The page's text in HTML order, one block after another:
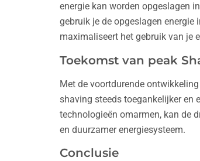
energie kan worden opgeslagen
gebruik je de opgeslagen
maximaliseert het gebruik van je
Toekomst van peak
Met de voortdurende
shaving steeds toegankelijker en
technologieën omarmen, kan de
en duurzamer energiesysteem.
Conclusie